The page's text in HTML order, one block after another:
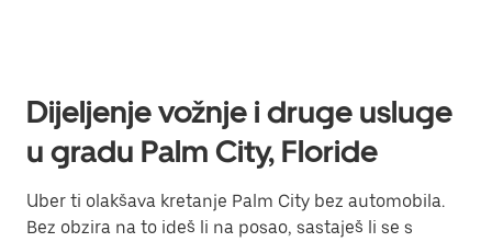
Dijeljenje vožnje i druge usluge
u gradu Palm City, Floride
Uber ti olakšava kretanje Palm City bez automobila.
Bez obzira na to ideš li na posao, sastaješ li se s